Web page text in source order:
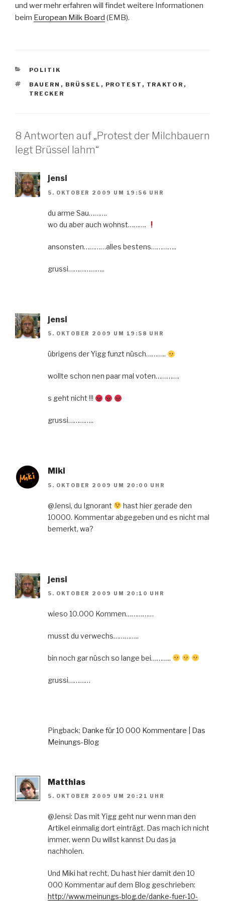
und wer mehr erfahren will findet weitere Informationen
beim European Milk Board (EMB).
KATEGORIEN
POLITIK
SCHLAGWÖRTER
BAUERN , BRÜSSEL , PROTEST , TRAKTOR ,
TRECKER
8 Antworten auf „Protest der Milchbauern
legt Brüssel lahm“
jensi
5. OKTOBER 2009 UM 19:56 UHR
du arme Sau……….
wo du aber auch wohnst……….
ansonsten…………alles bestens…………..
grussi………………..
jensi
5. OKTOBER 2009 UM 19:58 UHR
übrigens der Yigg funzt nüsch………..
wollte schon nen paar mal voten………….
s geht nicht !!!
grussi…………..
Miki
5. OKTOBER 2009 UM 20:00 UHR
@Jensi, du Ignorant
hast hier gerade den
10000. Kommentar abgegeben und es nicht mal
bemerkt, wa?
jensi
5. OKTOBER 2009 UM 20:10 UHR
wieso 10.000 Kommen……………
musst du verwechs…………..
bin noch gar nüsch so lange bei………..
grussi…………
Pingback: Danke für 10 000 Kommentare | Das
Meinungs-Blog
Matthias
5. OKTOBER 2009 UM 20:21 UHR
@Jensi: Das mit Yigg geht nur wenn man den
Artikel einmalig dort einträgt. Das mach ich nicht
immer, wenn Du willst kannst Du das ja
nachholen.
Und Miki hat recht, Du hast hier damit den 10
000 Kommentar auf dem Blog geschrieben:
http://www.meinungs-blog.de/danke-fuer-10-